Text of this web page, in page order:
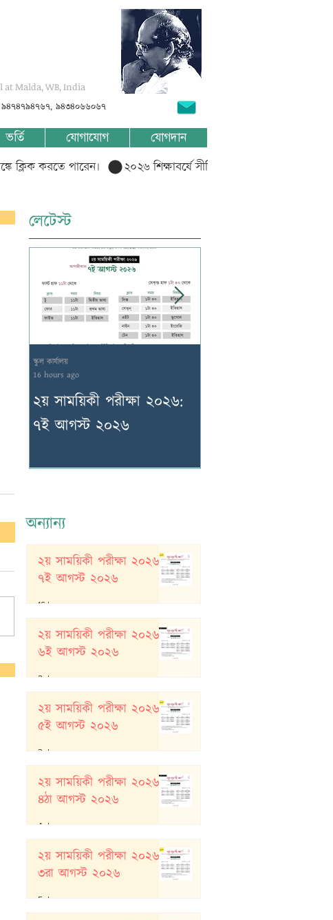
at Malda, WB, India
৯৪৭৪৭৯৪৭৬৭, ৯৪৩৪০৬৬০৬৭
ভর্তি যোগাযোগ যোগদান
ক্লিক করতে পারেন।
লেটেস্ট
২য় সাময়িকী পরীক্ষা ২০২৬:
৭ই আগস্ট ২০২৬
স্কুল কার্যালয়
16 hours ago
অন্যান্য
২য় সাময়িকী পরীক্ষা ২০২৬:
৭ই আগস্ট ২০২৬
16 hours ago
২য় সাময়িকী পরীক্ষা ২০২৬:
৬ই আগস্ট ২০২৬
2 days ago
২য় সাময়িকী পরীক্ষা ২০২৬:
৫ই আগস্ট ২০২৬
3 days ago
২য় সাময়িকী পরীক্ষা ২০২৬:
৪ঠা আগস্ট ২০২৬
4 days ago
২য় সাময়িকী পরীক্ষা ২০২৬:
৩রা আগস্ট ২০২৬
5 days ago